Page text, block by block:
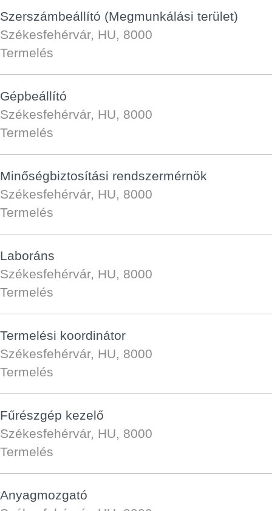
Szerszámbeállító (Megmunkálási terület)
Székesfehérvár, HU, 8000
Termelés
Gépbeállító
Székesfehérvár, HU, 8000
Termelés
Minőségbiztosítási rendszermérnök
Székesfehérvár, HU, 8000
Termelés
Laboráns
Székesfehérvár, HU, 8000
Termelés
Termelési koordinátor
Székesfehérvár, HU, 8000
Termelés
Fűrészgép kezelő
Székesfehérvár, HU, 8000
Termelés
Anyagmozgató